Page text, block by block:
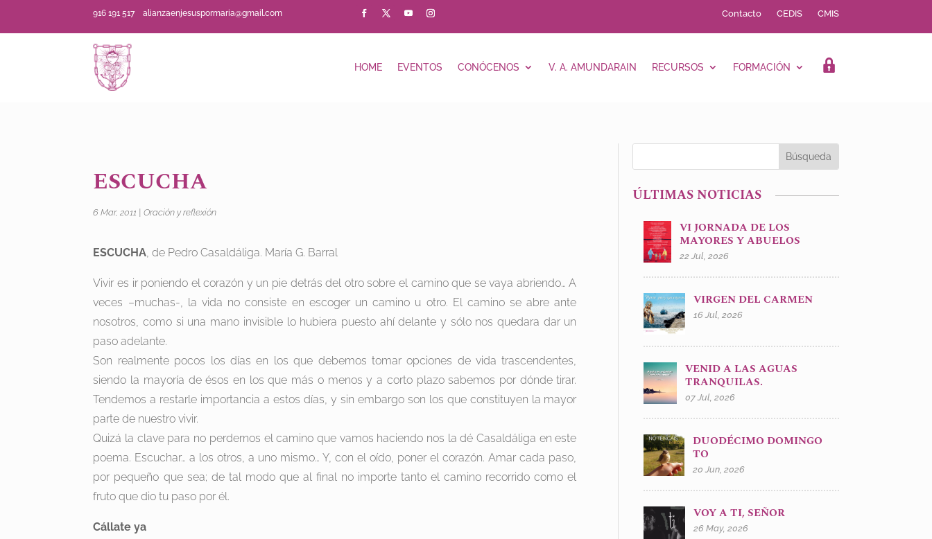
916 191 517alianzaenjesuspormaria@gmail.com Contacto CEDIS CMIS
HOME EVENTOS CONÓCENOS V. A. AMUNDARAIN RECURSOS FORMACIÓN LOGIN
ESCUCHA
6 Mar, 2011 |Oración y reflexión
ESCUCHA, de Pedro Casaldáliga. María G. Barral
Vivir es ir poniendo el corazón y un pie detrás del otro sobre el camino que se vaya abriendo… A
veces –muchas-, la vida no consiste en escoger un camino u otro. El camino se abre ante
nosotros, como si una mano invisible lo hubiera puesto ahí delante y sólo nos quedara dar un
paso adelante.
Son realmente pocos los días en los que debemos tomar opciones de vida trascendentes,
siendo la mayoría de ésos en los que más o menos y a corto plazo sabemos por dónde tirar.
Tendemos a restarle importancia a estos días, y sin embargo son los que constituyen la mayor
parte de nuestro vivir.
Quizá la clave para no perdernos el camino que vamos haciendo nos la dé Casaldáliga en este
poema. Escuchar… a los otros, a uno mismo… Y, con el oído, poner el corazón. Amar cada paso,
por pequeño que sea; de tal modo que al final no importe tanto el camino recorrido como el
fruto que dio tu paso por él.
Cállate ya
ÚLTIMAS NOTICIAS
VI JORNADA DE LOS
MAYORES Y ABUELOS
22 Jul, 2026
VIRGEN DEL CARMEN
16 Jul, 2026
VENID A LAS AGUAS
TRANQUILAS.
07 Jul, 2026
DUODÉCIMO DOMINGO
TO
20 Jun, 2026
VOY A TI, SEÑOR
26 May, 2026